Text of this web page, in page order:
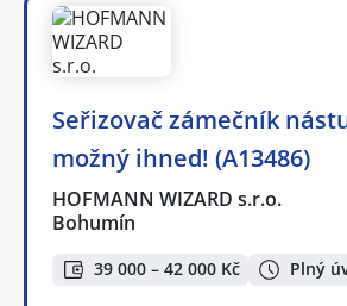
Seřizovač zámečník
možný ihned! (A13486)
HOFMANN WIZARD s.r.o.
Bohumín
39 000 – 42 000 Kč Plný